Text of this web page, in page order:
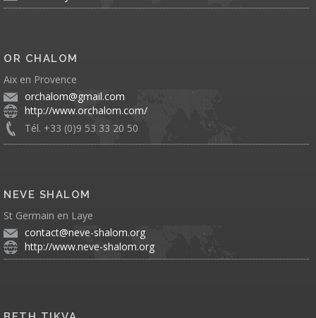
OR CHALOM
Aix en Provence
orchalom@gmail.com
http://www.orchalom.com/
Tél. +33 (0)9 53 33 20 50
NEVE SHALOM
St Germain en Laye
contact@neve-shalom.org
http://www.neve-shalom.org